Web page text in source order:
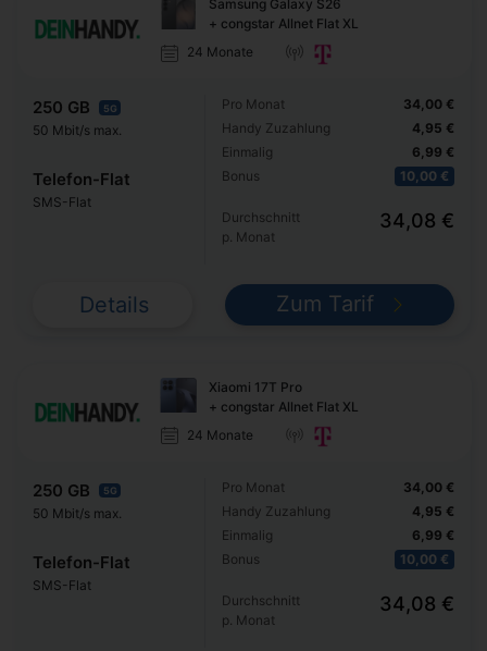
Samsung Galaxy S26
+ congstar Allnet Flat XL
24 Monate
250 GB 5G
50 Mbit/s max.
Telefon-Flat
SMS-Flat
Pro Monat
Handy Zuzahlung
Einmalig
Bonus
34,00 €
4,95 €
6,99 €
10,00 €
Durchschnitt
p. Monat
34,08 €
Details Zum Tarif
Xiaomi 17T Pro
+ congstar Allnet Flat XL
24 Monate
250 GB 5G
50 Mbit/s max.
Telefon-Flat
SMS-Flat
Pro Monat
Handy Zuzahlung
Einmalig
Bonus
34,00 €
4,95 €
6,99 €
10,00 €
Durchschnitt
p. Monat
34,08 €